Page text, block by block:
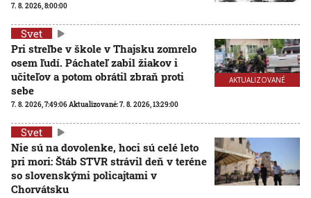
7. 8. 2026, 8:00:00
AKTUALIZOVANÉ
Svet
Pri streľbe v škole v Thajsku zomrelo
osem ľudí. Páchateľ zabil žiakov i
učiteľov a potom obrátil zbraň proti
sebe
7. 8. 2026, 7:49:06Aktualizované:7. 8. 2026, 13:29:00
Svet
Nie sú na dovolenke, hoci sú celé leto
pri mori: Štáb STVR strávil deň v teréne
so slovenskými policajtami v
Chorvátsku